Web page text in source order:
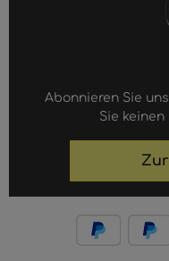
Abonnieren Sie
Sie